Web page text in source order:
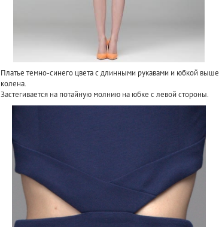
Платье темно-синего цвета с длинными рукавами и юбкой выше
колена.
Застегивается на потайную молнию на юбке с левой стороны.